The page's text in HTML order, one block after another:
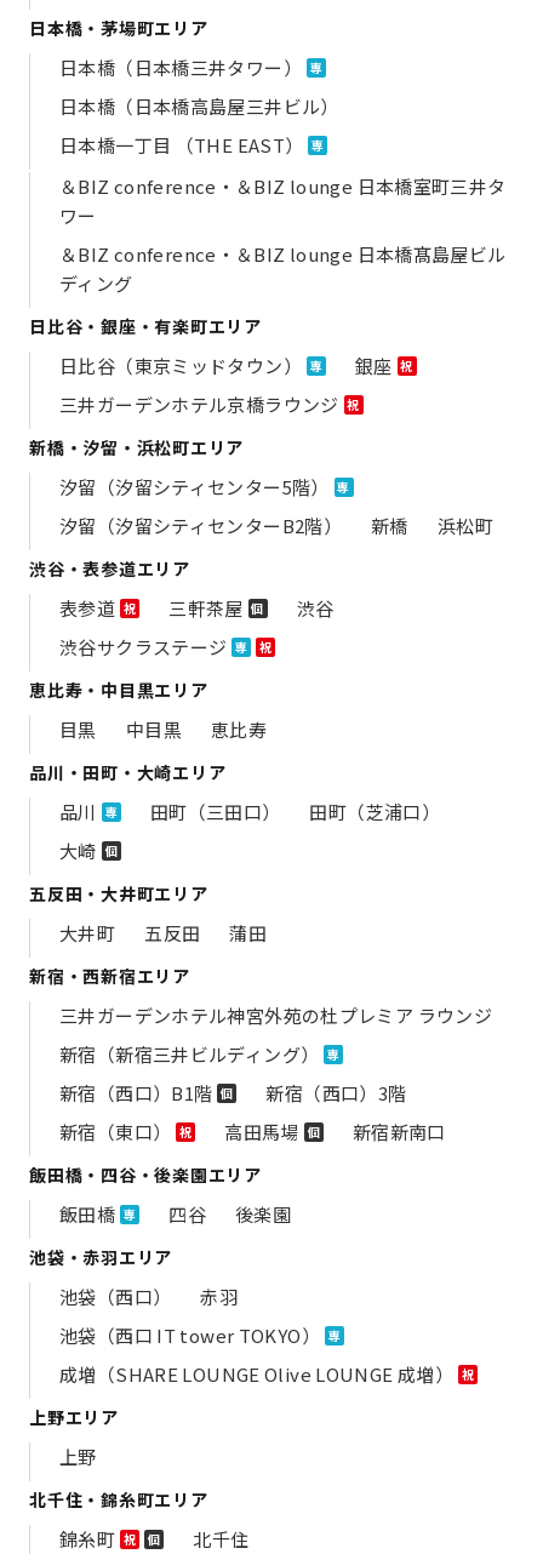
日本橋・茅場町エリア
日本橋（日本橋三井タワー） 専
日本橋（日本橋高島屋三井ビル）
日本橋一丁目 （THE EAST）
専
＆BIZ conference・＆BIZ lounge 日本橋室町三井タ
ワー
＆BIZ conference・＆BIZ lounge 日本橋髙島屋ビル
ディング
日比谷・銀座・有楽町エリア
日比谷（東京ミッドタウン） 専 銀座 祝
三井ガーデンホテル京橋ラウンジ 祝
新橋・汐留・浜松町エリア
汐留（汐留シティセンター5階） 専
汐留（汐留シティセンターB2階） 新橋 浜松町
渋谷・表参道エリア
表参道 祝 三軒茶屋 個
渋谷
渋谷サクラステージ 専 祝
恵比寿・中目黒エリア
目黒 中目黒 恵比寿
品川・田町・大崎エリア
品川 専 田町（三田口）
田町（芝浦口）
大崎 個
五反田・大井町エリア
大井町 五反田 蒲田
新宿・西新宿エリア
三井ガーデンホテル神宮外苑の​杜プレミア ラウンジ
新宿（新宿三井ビルディング）
専
新宿（西口）B1階 個
新宿（西口）3階
新宿（東口）
祝 高田馬場 個 新宿新南口
飯田橋・四谷・後楽園エリア
飯田橋 専 四谷 後楽園
池袋・赤羽エリア
池袋（西口）
赤羽
池袋（西口 IT tower TOKYO）
専
成増（SHARE LOUNGE Olive LOUNGE 成増） 祝
上野エリア
上野
北千住・錦糸町エリア
錦糸町 祝 個 北千住